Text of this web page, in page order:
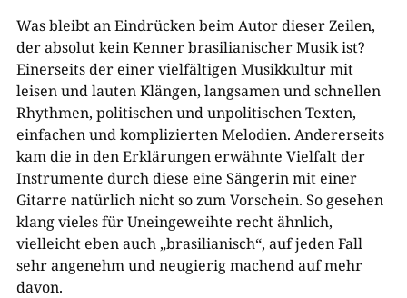
Was bleibt an Eindrücken beim Autor dieser Zeilen,
der absolut kein Kenner brasilianischer Musik ist?
Einerseits der einer vielfältigen Musikkultur mit
leisen und lauten Klängen, langsamen und schnellen
Rhythmen, politischen und unpolitischen Texten,
einfachen und komplizierten Melodien. Andererseits
kam die in den Erklärungen erwähnte Vielfalt der
Instrumente durch diese eine Sängerin mit einer
Gitarre natürlich nicht so zum Vorschein. So gesehen
klang vieles für Uneingeweihte recht ähnlich,
vielleicht eben auch „brasilianisch“, auf jeden Fall
sehr angenehm und neugierig machend auf mehr
davon.